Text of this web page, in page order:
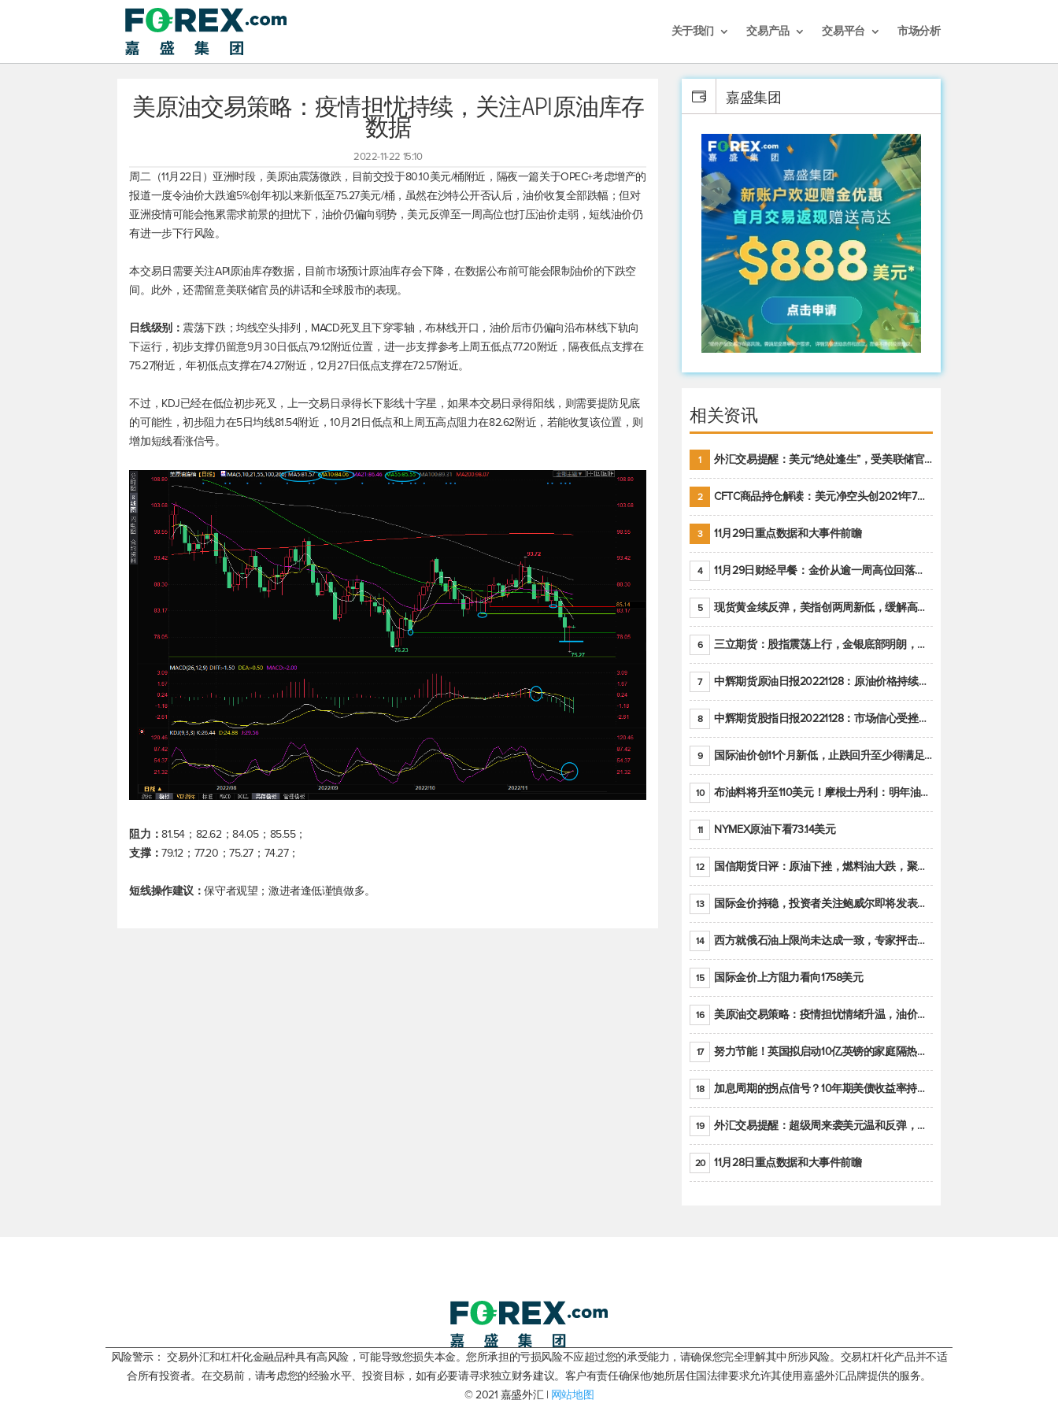
关于我们 交易产品 交易平台 市场分析
美原油交易策略：疫情担忧持续，关注API原油库存
数据
2022-11-22 15:10
周二（11月22日）亚洲时段， 美原油震荡微跌，目前交投于80.10美元/桶附近，隔夜一篇关于OPEC+考虑增产的
报道一度令油价大跌逾5%创年初以来新低至75.27美元/桶，虽然在沙特公开否认后，油价收复全部跌幅；但对
亚洲疫情可能会拖累需求前景的担忧下，油价仍偏向弱势，美元反弹至一周高位也打压油价走弱，短线油价仍
有进一步下行风险。
本交易日需要关注API原油库存数据，目前市场预计原油库存会下降，在数据公布前可能会限制油价的下跌空
间。此外，还需留意美联储官员的讲话和全球股市的表现。
日线级别： 震荡下跌；均线空头排列，MACD死叉且下穿零轴，布林线开口，油价后市仍偏向沿布林线下轨向
下运行，初步支撑仍留意9月30日低点79.12附近位置，进一步支撑参考上周五低点77.20附近，隔夜低点支撑在
75.27附近，年初低点支撑在74.27附近，12月27日低点支撑在72.57附近。
不过，KDJ已经在低位初步死叉，上一交易日录得长下影线十字星，如果本交易日录得阳线，则需要提防见底
的可能性，初步阻力在5日均线81.54附近，10月21日低点和上周五高点阻力在82.62附近，若能收复该位置，则
增加短线看涨信号。
阻力：81.54；82.62；84.05；85.55；
支撑：79.12；77.20；75.27；74.27；
短线操作建议：保守者观望；激进者逢低谨慎做多。
嘉盛集团
相关资讯
1 外汇交易提醒：美元“绝处逢生”，受美联储官员鹰派讲话支撑
2 CFTC商品持仓解读：美元净空头创2021年7月以来最大，黄金期货投机性净多头头寸减少
3 11月29日重点数据和大事件前瞻
4 11月29日财经早餐：金价从逾一周高位回落，美联储官员重申鹰派立场推动美元回升
5 现货黄金续反弹，美指创两周新低，缓解高通胀美国须治本
6 三立期货：股指震荡上行，金银底部明朗，原油偏弱走势(20221128收评)
7 中辉期货原油日报20221128：原油价格持续下降，市场关注OPEC+新一轮产能政策
8 中辉期货股指日报20221128：市场信心受挫，股指全线回调
9 国际油价创11个月新低，止跌回升至少得满足二大条件之一
10 布油料将升至110美元！摩根士丹利：明年油市面临七大不确定性
11 NYMEX原油下看73.14美元
12 国信期货日评：原油下挫，燃料油大跌，聚烯烃谨慎回调
13 国际金价持稳，投资者关注鲍威尔即将发表的讲话
14 西方就俄石油上限尚未达成一致，专家抨击限价是无用功
15 国际金价上方阻力看向1758美元
16 美原油交易策略：疫情担忧情绪升温，油价跌创年内新低
17 努力节能！英国拟启动10亿英镑的家庭隔热工程 减少能源消耗
18 加息周期的拐点信号？10年期美债收益率持续低于联邦基金利率目标区间
19 外汇交易提醒：超级周来袭美元温和反弹，警惕筑底可能性
20 11月28日重点数据和大事件前瞻
风险警示： 交易外汇和杠杆化金融品种具有高风险，可能导致您损失本金。您所承担的亏损风险不应超过您的承受能力，请确保您完全理解其中所涉风险。交易杠杆化产品并不适
合所有投资者。在交易前，请考虑您的经验水平、投资目标，如有必要请寻求独立财务建议。客户有责任确保他/她所居住国法律要求允许其使用嘉盛外汇品牌提供的服务。
© 2021 嘉盛外汇 | 网站地图